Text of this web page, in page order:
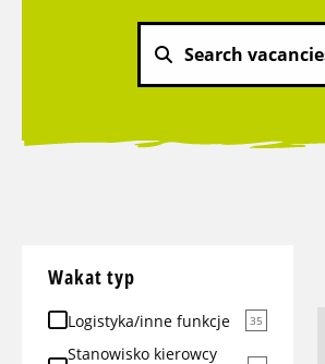
Wakat typ
Logistyka/inne funkcje 35
Stanowisko kierowcy